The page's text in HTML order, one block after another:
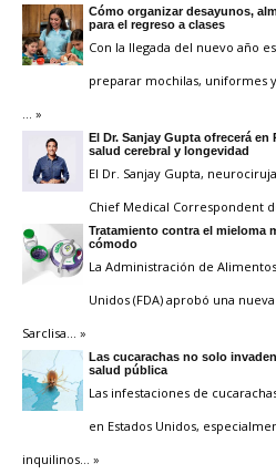
Cómo organizar desayunos,
para el regreso a clases
Con la llegada del nuevo año
preparar mochilas, uniformes
… »
El Dr. Sanjay Gupta ofrecerá
salud cerebral y longevidad
El Dr. Sanjay Gupta,
Chief Medical Correspondent
Tratamiento contra el mieloma
cómodo
La Administración de
Unidos (FDA) aprobó una
Sarclisa … »
Las cucarachas no solo
salud pública
Las infestaciones de
en Estados Unidos,
inquilinos … »